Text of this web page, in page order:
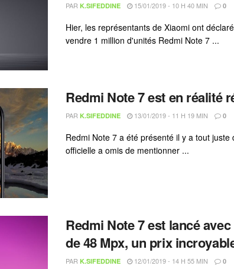
PAR K.SIFEDDINE 15/01/2019 - 10 H 40 MIN 0
Hier, les représentants de Xiaomi ont
vendre 1 million d'unités Redmi Note 7 ...
Redmi Note 7 est en réalité
PAR K.SIFEDDINE 13/01/2019 - 11 H 19 MIN 0
Redmi Note 7 a été présenté il y a tout
officielle a omis de mentionner ...
Redmi Note 7 est lancé
de 48 Mpx, un prix
PAR K.SIFEDDINE 12/01/2019 - 14 H 55 MIN 0